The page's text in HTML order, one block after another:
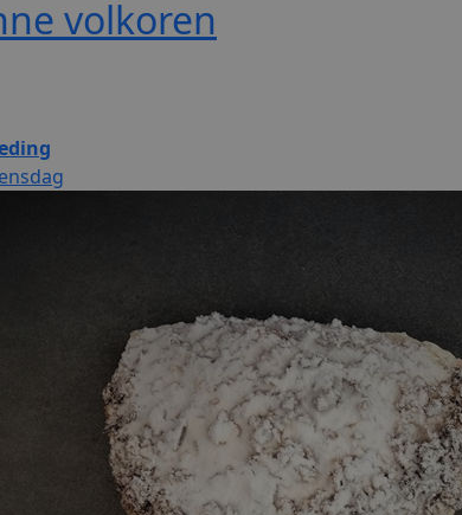
volkoren